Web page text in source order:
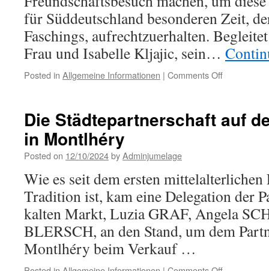
für Süddeutschland besonderen Zeit,
Faschings, aufrechtzuerhalten.
Frau und Isabelle Kljajic, sein…
Posted in Allgemeine Informationen | Comments Offon
vierzig
zwischen
Montlhéry
und
der
am
Die Städtepartnerschaft auf
in Montlhéry
Posted on 12/10/2024byAdminjumelage
Wie es seit dem ersten
Tradition ist, kam eine Delegation der
kalten Markt, Luzia GRAF, Angela
BLERSCH, an den Stand, um dem
Montlhéry beim Verkauf …